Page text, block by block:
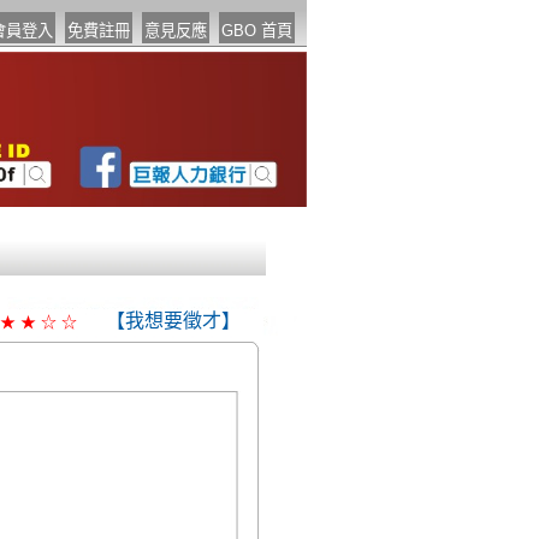
★ ★ ☆ ☆ 【我想要徵才】